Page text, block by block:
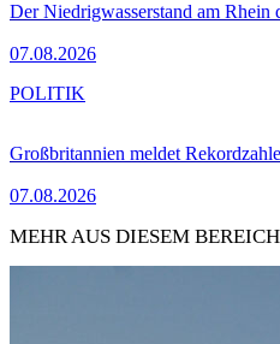
Der Niedrigwasserstand am Rhein
07.08.2026
Großbritannien meldet
07.08.2026
POLITIK
MEHR AUS DIESEM BEREICH